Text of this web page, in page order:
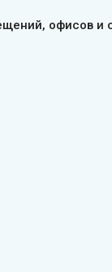
офисов и